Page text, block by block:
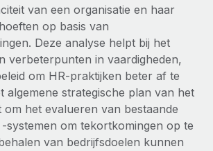
onboarden en beheren
HR-taken eenvoudig uitbesteden
in workflows integreren
HR en payroll solutions voor groeiende
met HR solutions op maat
voor zzp'ers
opties en betaalsnelheden voor
zzp'ers
gidsen
Inloggen
van een organisatie en haar
op basis van
Deze analyse helpt bij het
verbeterpunten in vaardigheden,
om HR-praktijken beter af te
algemene strategische plan van het
om het evalueren van bestaande
systemen om tekortkomingen op te
van bedrijfsdoelen kunnen